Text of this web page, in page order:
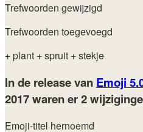
Trefwoorden gewijzigd
Trefwoorden toegevoegd
+ plant + spruit + stekje
In de release van Emoji
2017waren er 2
Emoji-titel hernoemd